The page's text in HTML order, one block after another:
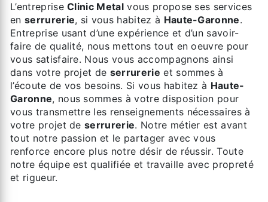
L’entrepriseClinic Metal vous propose ses services
en serrurerie, si vous habitez à Haute-Garonne.
Entreprise usant d’une expérience et d’un savoir-
faire de qualité, nous mettons tout en oeuvre pour
vous satisfaire. Nous vous accompagnons ainsi
dans votre projet de serrurerie et sommes à
l’écoute de vos besoins. Si vous habitez à Haute-
Garonne, nous sommes à votre disposition pour
vous transmettre les renseignements nécessaires à
votre projet deserrurerie. Notre métier est avant
tout notre passion et le partager avec vous
renforce encore plus notre désir de réussir. Toute
notre équipe est qualifiée et travaille avec propreté
et rigueur.